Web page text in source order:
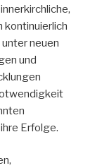
kontinuierlich
neuen
und
Erfolge.